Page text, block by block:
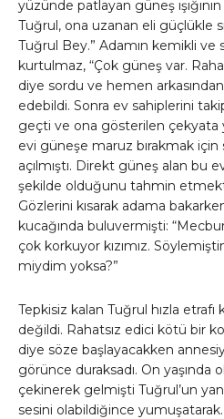
yüzünde patlayan güneş
Tuğrul, ona uzanan eli güçlükle
Tuğrul Bey.” Adamın kemikli
kurtulmaz, “Çok güneş var.
diye sordu ve hemen
edebildi. Sonra ev sahiplerini
geçti ve ona gösterilen çekyata
evi güneşe maruz bırakmak
açılmıştı. Direkt güneş alan bu
şekilde olduğunu tahmin
Gözlerini kısarak adama
kucağında buluvermişti:
çok korkuyor kızımız.
miydim yoksa?”
Tepkisiz kalan Tuğrul hızla etrafı
değildi. Rahatsız edici kötü bir
diye söze başlayacakken
görünce duraksadı. On yaşında
çekinerek gelmişti Tuğrul’un
sesini olabildiğince yumuşatarak.